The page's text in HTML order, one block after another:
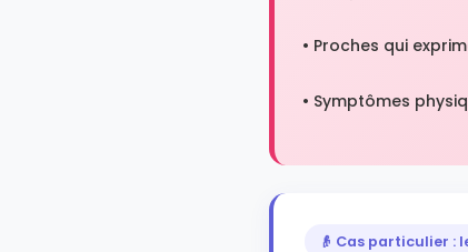
• Proches qui
• Symptômes
👴 Cas particulier :